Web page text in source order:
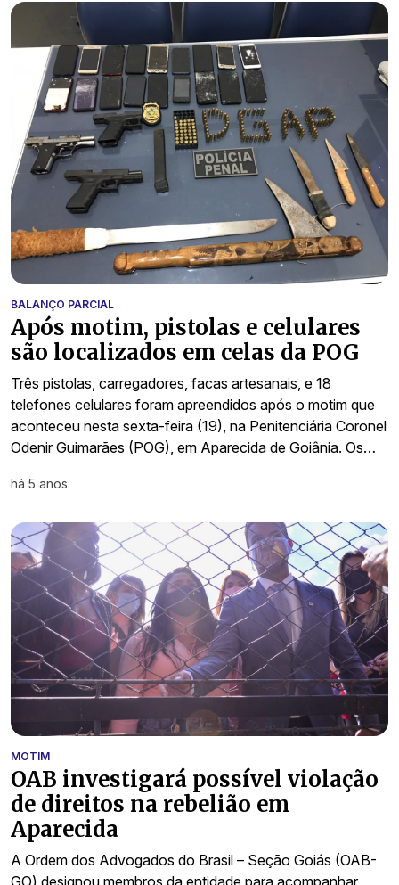
BALANÇO PARCIAL
Após motim, pistolas e celulares
são localizados em celas da POG
Três pistolas, carregadores, facas artesanais, e 18
telefones celulares foram apreendidos após o motim que
aconteceu nesta sexta-feira (19), na Penitenciária Coronel
Odenir Guimarães (POG), em Aparecida de Goiânia. Os…
há 5 anos
MOTIM
OAB investigará possível violação
de direitos na rebelião em
Aparecida
A Ordem dos Advogados do Brasil – Seção Goiás (OAB-